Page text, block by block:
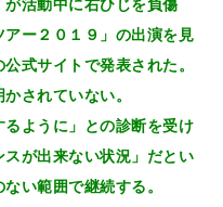
が活動中に右ひじを負傷
ー２０１９」の出演を見
式サイトで発表された。
されていない。
ように」との診断を受け
スが出来ない状況」だとい
い範囲で継続する。